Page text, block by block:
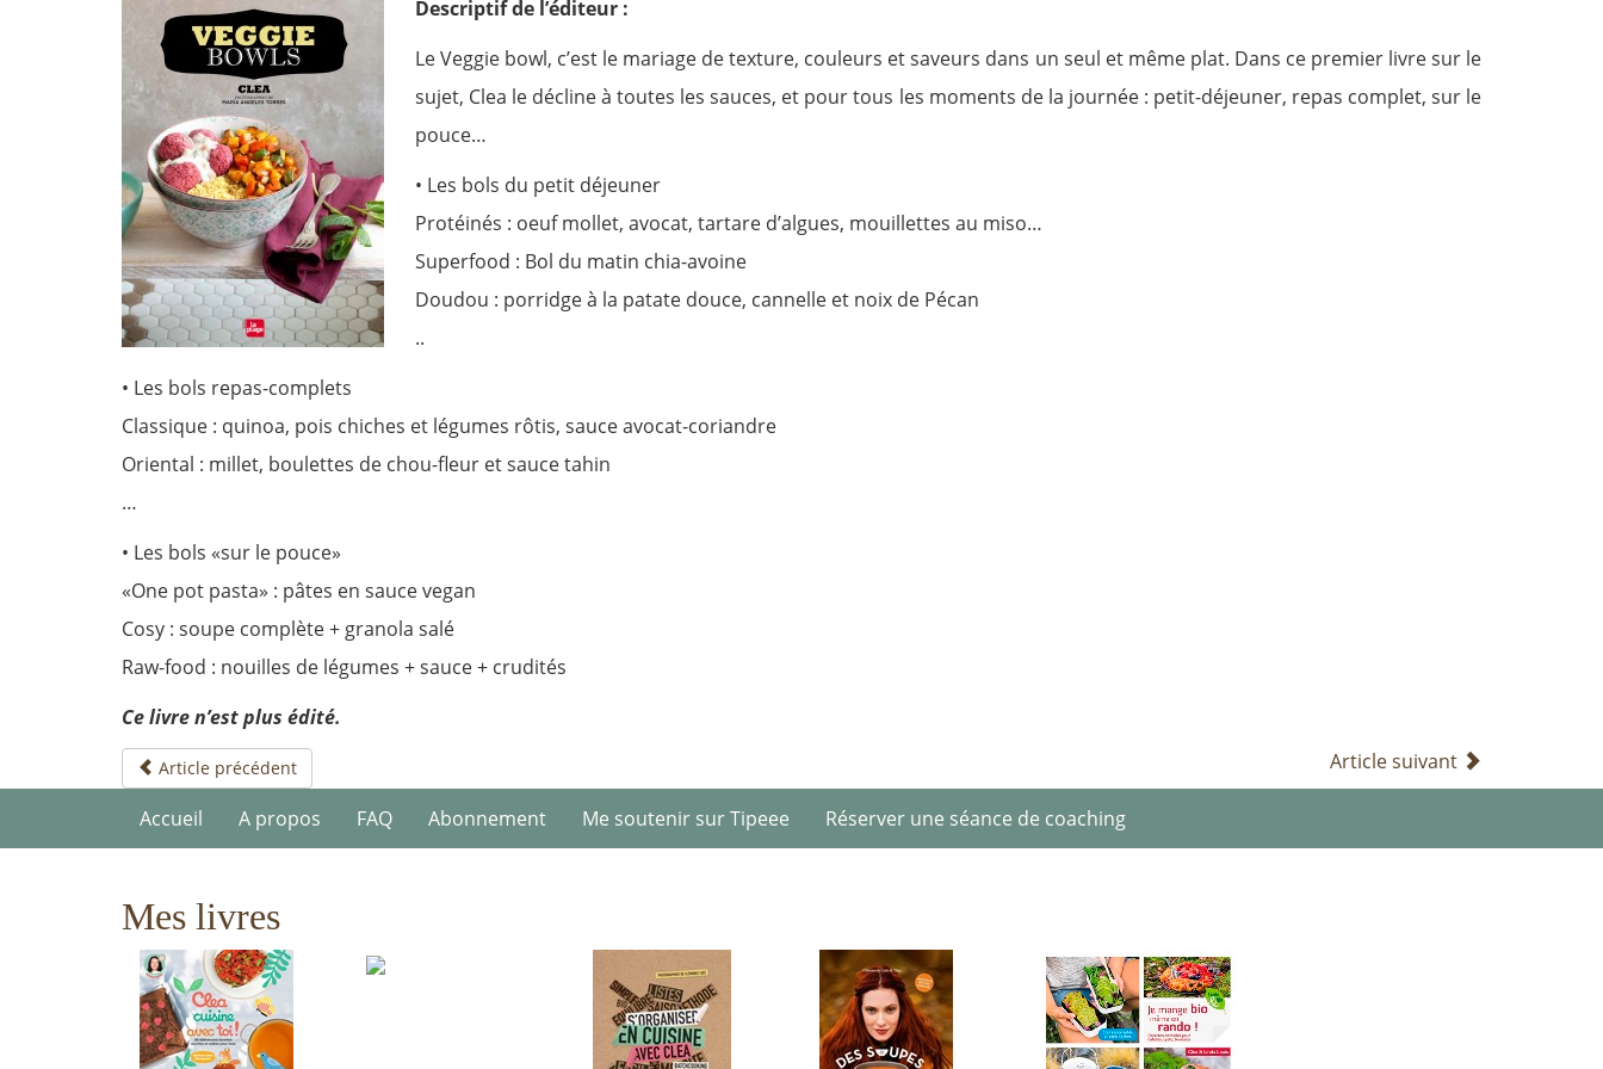
Descriptif de l’éditeur :
Le Veggie bowl, c’est le mariage de texture, couleurs et saveurs dans un seul et même plat. Dans ce premier livre sur le
sujet, Clea le décline à toutes les sauces, et pour tous les moments de la journée : petit-déjeuner, repas complet, sur le
pouce…
• Les bols du petit déjeuner
Protéinés : oeuf mollet, avocat, tartare d’algues, mouillettes au miso…
Superfood : Bol du matin chia-avoine
Doudou : porridge à la patate douce, cannelle et noix de Pécan
..
• Les bols repas-complets
Classique : quinoa, pois chiches et légumes rôtis, sauce avocat-coriandre
Oriental : millet, boulettes de chou-fleur et sauce tahin
…
• Les bols «sur le pouce»
«One pot pasta» : pâtes en sauce vegan
Cosy : soupe complète + granola salé
Raw-food : nouilles de légumes + sauce + crudités
Ce livre n’est plus édité.
Article précédent Article suivant
Accueil A propos FAQ Abonnement Me soutenir sur Tipeee Réserver une séance de coaching
Mes livres